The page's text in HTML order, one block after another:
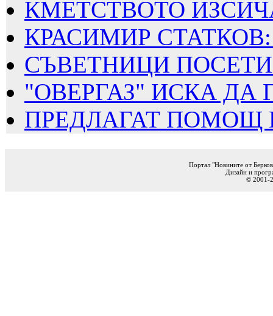
КМЕТСТВОТО
КРАСИМИР
СЪВЕТНИЦИ
"ОВЕРГАЗ" ИСКА ДА
ПРЕДЛАГАТ ПОМОЩ
Портал "Новините от
Дизайн и
© 2001-